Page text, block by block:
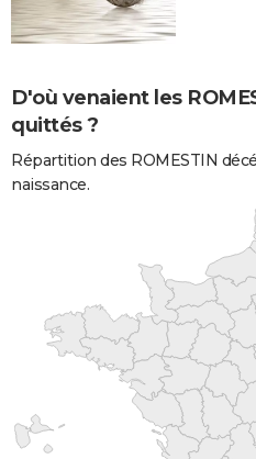
D'où venaient les
quittés ?
Répartition des ROMESTIN
naissance.